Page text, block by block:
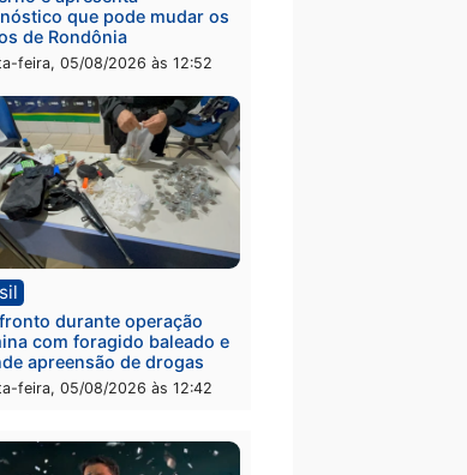
quinta-feira, 06/08/2026 às 08:59
TCE reúne candidatos ao
Governo e apresenta
diagnóstico que pode mudar os
rumos de Rondônia